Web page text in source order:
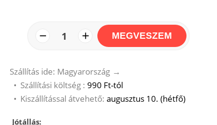
− 1 + MEGVESZEM
Szállítás ide: Magyarország →
• Szállítási költség : 990 Ft-tól
• Kiszállítással átvehető: augusztus 10. (hétfő)
Jótállás: